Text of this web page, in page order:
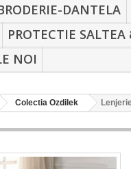
DANTELA
PROTECTIE SALTEA
NOI
Colectia Ozdilek